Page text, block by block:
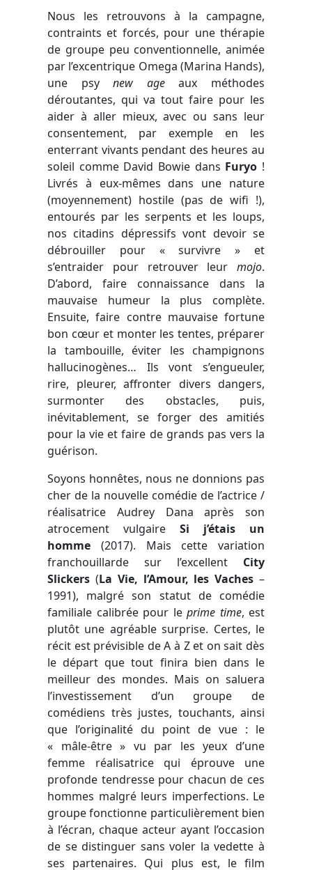
Nous les retrouvons à la campagne,
contraints et forcés, pour une thérapie
de groupe peu conventionnelle, animée
par l’excentrique Omega (Marina Hands),
une psynew ageaux méthodes
déroutantes, qui va tout faire pour les
aider à aller mieux, avec ou sans leur
consentement, par exemple en les
enterrant vivants pendant des heures au
soleil comme David Bowie dans Furyo !
Livrés à eux-mêmes dans une nature
(moyennement) hostile (pas de wifi !),
entourés par les serpents et les loups,
nos citadins dépressifs vont devoir se
débrouiller pour « survivre » et
s’entraider pour retrouver leur mojo.
D’abord, faire connaissance dans la
mauvaise humeur la plus complète.
Ensuite, faire contre mauvaise fortune
bon cœur et monter les tentes, préparer
la tambouille, éviter les champignons
hallucinogènes… Ils vont s’engueuler,
rire, pleurer, affronter divers dangers,
surmonter des obstacles, puis,
inévitablement, se forger des amitiés
pour la vie et faire de grands pas vers la
guérison.
Soyons honnêtes, nous ne donnions pas
cher de la nouvelle comédie de l’actrice /
réalisatrice Audrey Dana après son
atrocement vulgaire Si j’étais un
homme (2017). Mais cette variation
franchouillarde sur l’excellent City
Slickers (La Vie, l’Amour, les Vaches –
1991), malgré son statut de comédie
familiale calibrée pour le prime time, est
plutôt une agréable surprise. Certes, le
récit est prévisible de A à Z et on sait dès
le départ que tout finira bien dans le
meilleur des mondes. Mais on saluera
l’investissement d’un groupe de
comédiens très justes, touchants, ainsi
que l’originalité du point de vue : le
« mâle-être » vu par les yeux d’une
femme réalisatrice qui éprouve une
profonde tendresse pour chacun de ces
hommes malgré leurs imperfections. Le
groupe fonctionne particulièrement bien
à l’écran, chaque acteur ayant l’occasion
de se distinguer sans voler la vedette à
ses partenaires. Qui plus est, le film